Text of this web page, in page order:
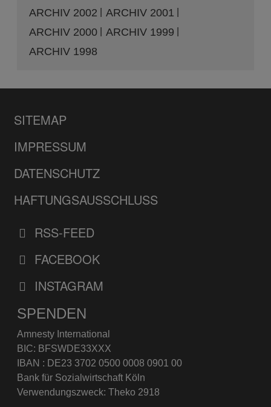
ARCHIV 2002
ARCHIV 2001
ARCHIV 2000
ARCHIV 1999
ARCHIV 1998
SITEMAP
IMPRESSUM
DATENSCHUTZ
HAFTUNGSAUSSCHLUSS
RSS-FEED
FACEBOOK
INSTAGRAM
SPENDEN
Amnesty International
BIC: BFSWDE33XXX
IBAN : DE23 3702 0500 0008 0901 00
Bank für Sozialwirtschaft Köln
Verwendungszweck: Theko 2918